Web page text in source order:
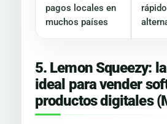
pagos locales en
muchos países
5. Lemon Squeezy:
ideal para vender
productos digitales